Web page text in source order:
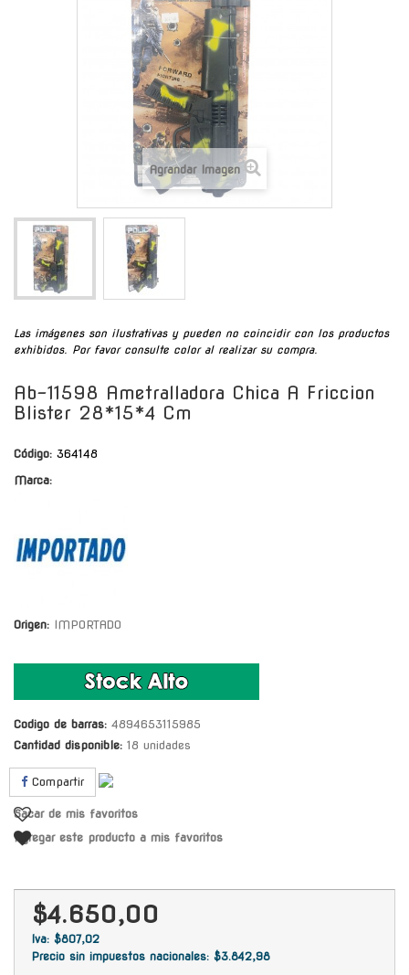
Agrandar Imagen
Las imágenes son ilustrativas y pueden no coincidir con los productos
exhibidos. Por favor consulte color al realizar su compra.
Ab-11598 Ametralladora Chica A Friccion
Blister 28*15*4 Cm
Código: 364148
Marca:
Origen: IMPORTADO
Codigo de barras: 4894653115985
Cantidad disponible: 18 unidades
Compartir
Sacar de mis favoritos
Agregar este producto a mis favoritos
$4.650,00
Iva: $807,02
Precio sin impuestos nacionales: $3.842,98